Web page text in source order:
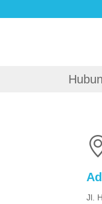
Jl.